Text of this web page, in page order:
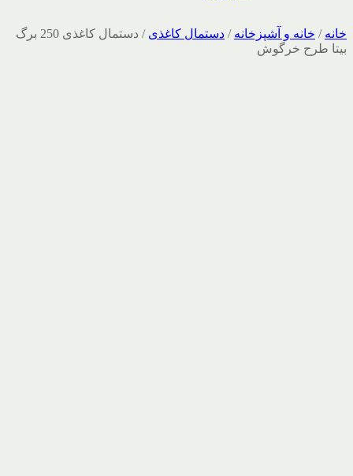
خانه / خانه و آشپزخانه / دستمال کاغذی /
دستمال کاغذی 250 برگ
بیتا طرح خرگوش